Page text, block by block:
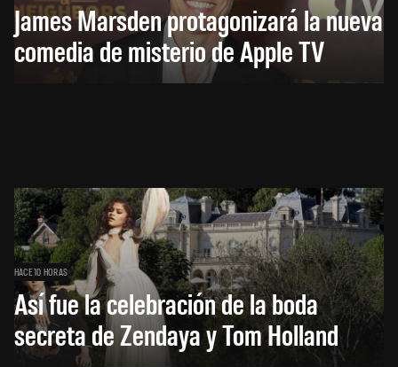
James Marsden protagonizará la nueva
comedia de misterio de Apple TV
HACE 10 HORAS
Así fue la celebración de la boda
secreta de Zendaya y Tom Holland